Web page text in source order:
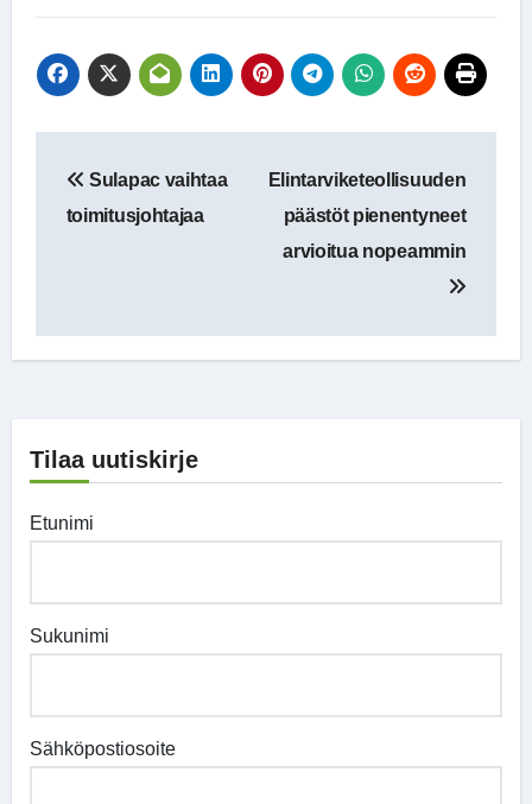
selaus
Sulapac vaihtaa
toimitusjohtajaa
Elintarviketeollisuuden
päästöt pienentyneet
arvioitua nopeammin
Tilaa uutiskirje
Etunimi
Sukunimi
Sähköpostiosoite